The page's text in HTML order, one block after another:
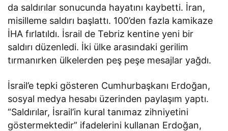
da saldırılar sonucunda hayatını kaybetti. İran,
misilleme saldırı başlattı. 100’den fazla kamikaze
İHA fırlatıldı. İsrail de Tebriz kentine yeni bir
saldırı düzenledi. İki ülke arasındaki gerilim
tırmanırken ülkelerden peş peşe mesajlar yağdı.
İsrail’e tepki gösteren Cumhurbaşkanı Erdoğan,
sosyal medya hesabı üzerinden paylaşım yaptı.
“Saldırılar, İsrail’in kural tanımaz zihniyetini
göstermektedir” ifadelerini kullanan Erdoğan,